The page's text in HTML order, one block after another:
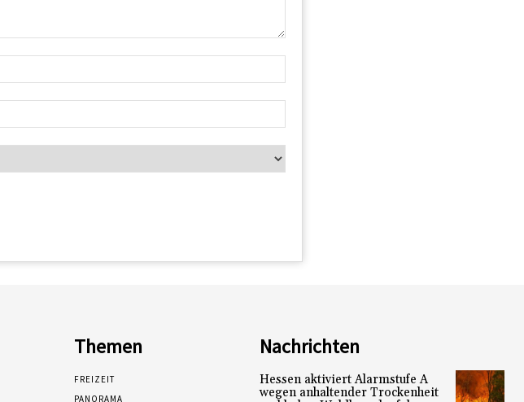
Themen
FREIZEIT
PANORAMA
Nachrichten
Hessen aktiviert Alarmstufe A
wegen anhaltender Trockenheit